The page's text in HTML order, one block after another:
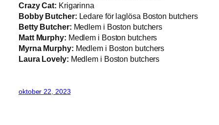
Crazy Cat: Krigarinna
Bobby Butcher: Ledare för laglösa Boston butchers
Betty Butcher: Medlem i Boston butchers
Matt Murphy: Medlem i Boston butchers
Myrna Murphy: Medlem i Boston butchers
Laura Lovely: Medlem i Boston butchers
oktober 22, 2023